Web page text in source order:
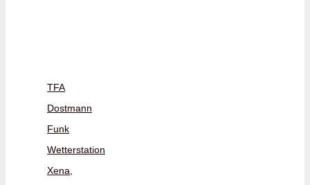
TFA
Dostmann
Funk
Wetterstation
Xena,